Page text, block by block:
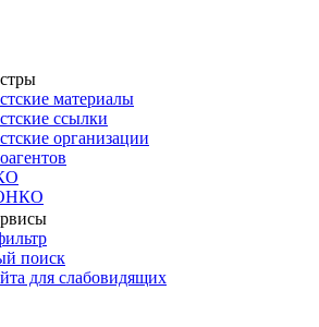
материалы
ссылки
организации
поиск
для слабовидящих